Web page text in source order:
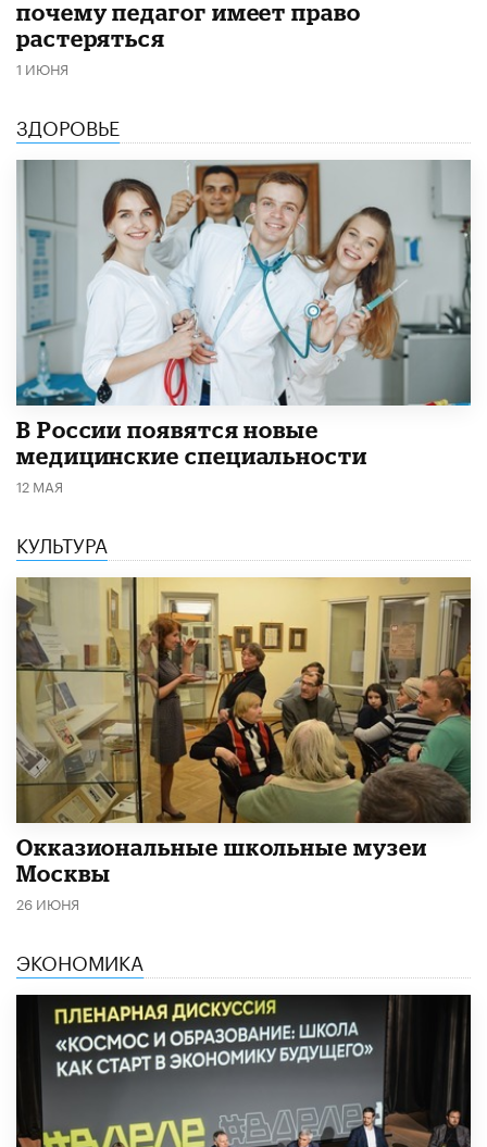
почему педагог имеет право
растеряться
1 ИЮНЯ
ЗДОРОВЬЕ
В России появятся новые
медицинские специальности
12 МАЯ
КУЛЬТУРА
​Окказиональные школьные музеи
Москвы
26 ИЮНЯ
ЭКОНОМИКА